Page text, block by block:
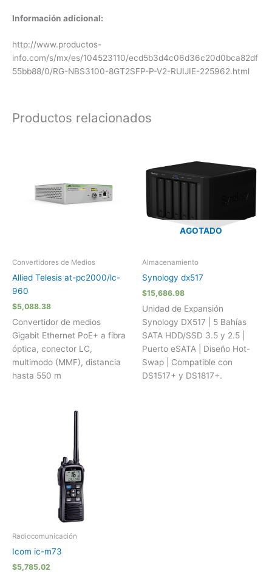
Información adicional:
http://www.productos-
info.com/s/mx/es/104523110/ecd5b3d4c06d36c20d0bca82df
55bb88/0/RG-NBS3100-8GT2SFP-P-V2-RUIJIE-225962.html
Productos relacionados
Convertidores de Medios
Allied Telesis at-pc2000/lc-
960
$5,088.38
Convertidor de medios
Gigabit Ethernet PoE+ a fibra
óptica, conector LC,
multimodo (MMF), distancia
hasta 550 m
AGOTADO
Almacenamiento
Synology dx517
$15,686.98
Unidad de Expansión
Synology DX517 | 5 Bahías
SATA HDD/SSD 3.5 y 2.5 |
Puerto eSATA | Diseño Hot-
Swap | Compatible con
DS1517+ y DS1817+.
Radiocomunicación
Icom ic-m73
$5,785.02